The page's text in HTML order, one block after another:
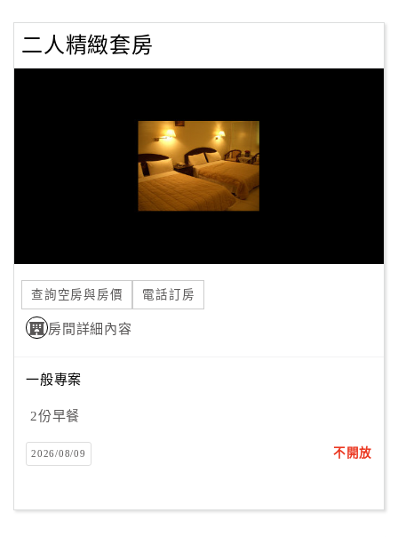
二人精緻套房
查詢空房與房價 電話訂房
房間詳細內容
一般專案
2份早餐
2026/08/09 不開放